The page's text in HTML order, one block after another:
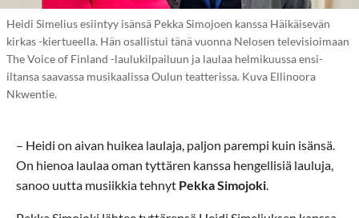
Heidi Simelius esiintyy isänsä Pekka Simojoen kanssa Häikäisevän
kirkas -kiertueella. Hän osallistui tänä vuonna Nelosen televisioimaan
The Voice of Finland -laulukilpailuun ja laulaa helmikuussa ensi-
iltansa saavassa musikaalissa Oulun teatterissa. Kuva Ellinoora
Nkwentie.
– Heidi on aivan huikea laulaja, paljon parempi kuin isänsä.
On hienoa laulaa oman tyttären kanssa hengellisiä lauluja,
sanoo uutta musiikkia tehnyt Pekka Simojoki.